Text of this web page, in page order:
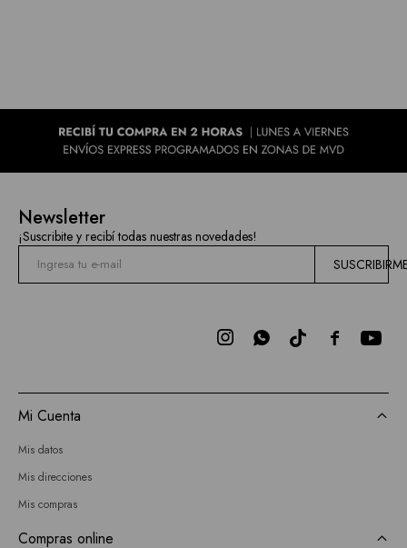
Newsletter
¡Suscribite y recibí todas nuestras novedades!

 
Mi Cuenta
Mis datos
Mis direcciones
Mis compras
Compras online